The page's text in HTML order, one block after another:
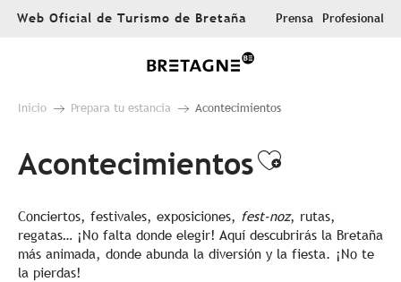
AllerWeb Oficial de Turismo de Bretaña Prensa Profesional
Inicio Prepara tu estancia Acontecimientos
AcontecimientosAjouter
Conciertos, festivales, exposiciones, fest-noz, rutas,
regatas… ¡No falta donde elegir! Aquí descubrirás la Bretaña
más animada, donde abunda la diversión y la fiesta. ¡No te
la pierdas!